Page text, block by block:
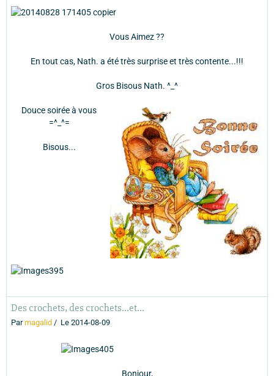
Vous Aimez ??
En tout cas, Nath. a été très surprise et très contente...!!!
Gros Bisous Nath. ^_^
Douce soirée à vous
=^_^=
Bisous...
Des crochets, des crochets...et...
Parmagalid Le 2014-08-09
Bonjour,